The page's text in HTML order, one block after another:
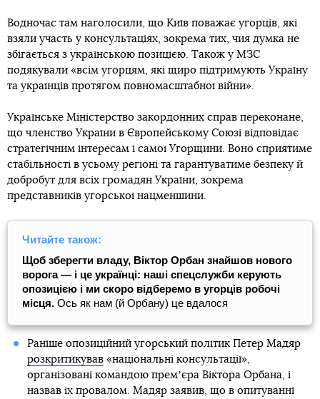
Водночас там наголосили, що Київ поважає угорців, які
взяли участь у консультаціях, зокрема тих, чия думка не
збігається з українською позицією. Також у МЗС
подякували «всім угорцям, які щиро підтримують Україну
та українців протягом повномасштабної війни».
Українське Міністерство закордонних справ переконане,
що членство України в Європейському Союзі відповідає
стратегічним інтересам і самої Угорщини. Воно сприятиме
стабільності в усьому регіоні та гарантуватиме безпеку й
добробут для всіх громадян України, зокрема
представників угорської нацменшини.
Читайте також:
Щоб зберегти владу, Віктор Орбан знайшов нового
ворога — і це українці: наші спецслужби керують
опозицією і ми скоро відберемо в угорців робочі
місця. Ось як нам (й Орбану) це вдалося
Раніше опозиційний угорський політик Петер Мадяр
розкритикував«національні консультації»,
організовані командою премʼєра Віктора Орбана, і
назвав їх провалом. Мадяр заявив, що в опитуванні